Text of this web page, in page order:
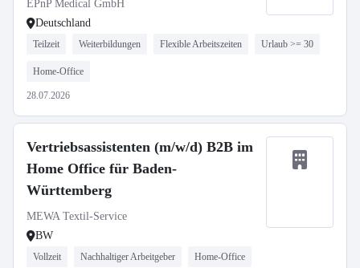
EPnP Medical GmbH
Deutschland
Teilzeit Weiterbildungen Flexible Arbeitszeiten Urlaub >= 30
Home-Office
28.07.2026
Vertriebsassistenten (m/w/d) B2B im
Home Office für Baden-
Württemberg
MEWA Textil-Service
BW
Vollzeit Nachhaltiger Arbeitgeber Home-Office